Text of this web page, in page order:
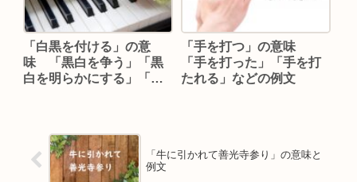
「白黒を付ける」の意
味 「黒白を争う」「黒
白を明らかにする」「白
「手を打つ」の意味
「手を打った」「手を打
たれる」などの例文
「牛に引かれて善光寺参り」の意味と
例文